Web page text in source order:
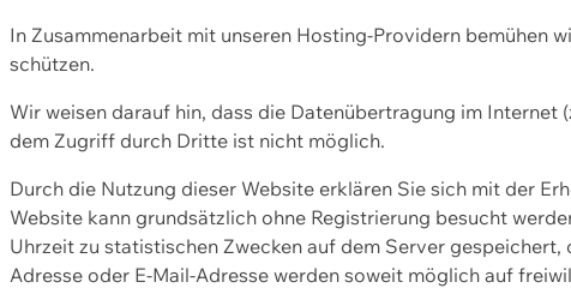
In Zusammenarbeit mit unseren Hosting-Providern bemühen
schützen.
Wir weisen darauf hin, dass die Datenübertragung im
dem Zugriff durch Dritte ist nicht möglich.
Durch die Nutzung dieser Website erklären Sie sich mit der
Website kann grundsätzlich ohne Registrierung besucht
Uhrzeit zu statistischen Zwecken auf dem Server
Adresse oder E-Mail-Adresse werden soweit möglich auf